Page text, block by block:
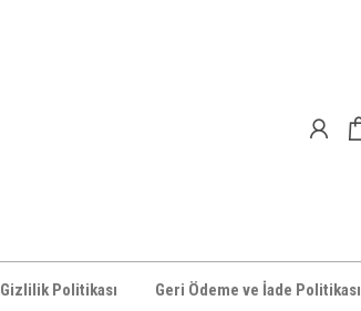
Gizlilik Politikası Geri Ödeme ve İade Politikası